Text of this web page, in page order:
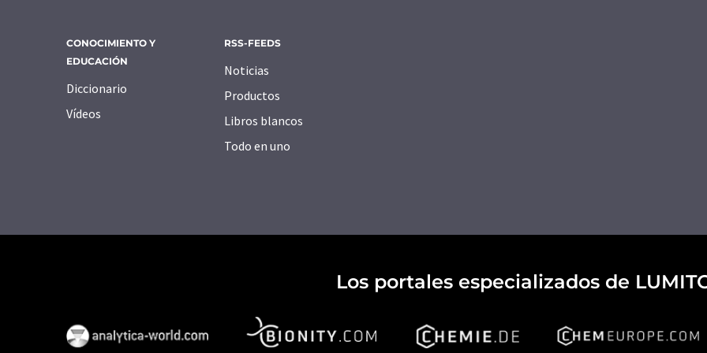
CONOCIMIENTO Y
EDUCACIÓN
Diccionario
Vídeos
RSS-FEEDS
Noticias
Productos
Libros blancos
Todo en uno
Los portales especializados de